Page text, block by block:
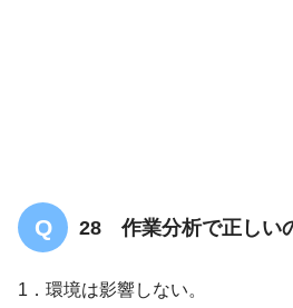
28 作業分析で正しい
1．環境は影響しない。